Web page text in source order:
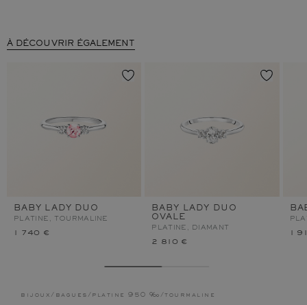
À DÉCOUVRIR ÉGALEMENT
BABY LADY DUO
PLATINE, TOURMALINE
1 740 €
BABY LADY DUO
OVALE
PLATINE, DIAMANT
2 810 €
1
bijoux / bagues / platine 950 ‰ / tourmaline